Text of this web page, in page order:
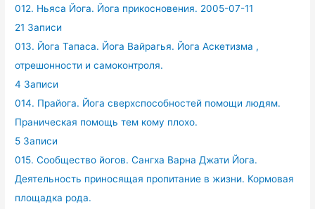
012. Ньяса Йога. Йога прикосновения. 2005-07-11
21 Записи
013. Йога Тапаса. Йога Вайрагья. Йога Аскетизма ,
отрешонности и самоконтроля.
4 Записи
014. Прайога. Йога сверхспособностей помощи людям.
Праническая помощь тем кому плохо.
5 Записи
015. Сообщество йогов. Сангха Варна Джати Йога.
Деятельность приносящая пропитание в жизни. Кормовая
площадка рода.